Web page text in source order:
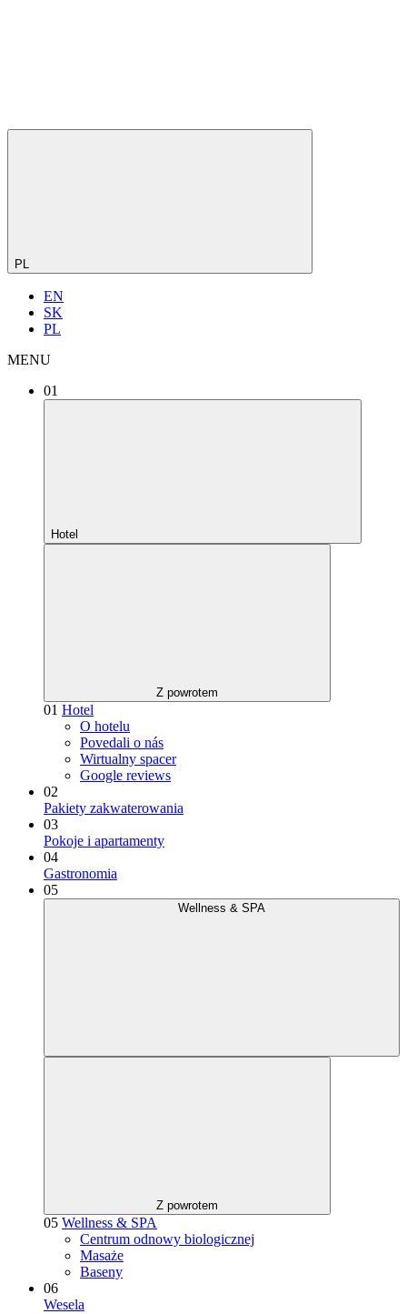
PL
EN
SK
PL
MENU
01
Hotel
Z powrotem
01 Hotel
O hotelu
Povedali o nás
Wirtualny spacer
Google reviews
02
Pakiety zakwaterowania
03
Pokoje i apartamenty
04
Gastronomia
05
Wellness & SPA
Z powrotem
05 Wellness & SPA
Centrum odnowy biologicznej
Masaże
Baseny
06
Wesela